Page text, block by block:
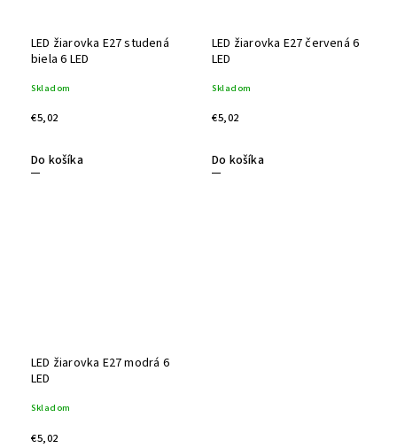
LED žiarovka E27 studená
biela 6 LED
Skladom
€5,02
Do košíka
LED žiarovka E27 červená 6
LED
Skladom
€5,02
Do košíka
LED žiarovka E27 modrá 6
LED
Skladom
€5,02